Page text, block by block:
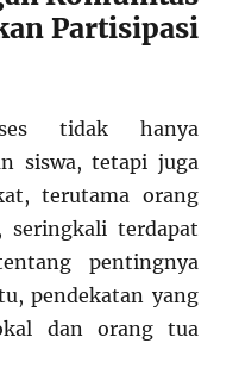
Partisipasi
tidak hanya
siswa, tetapi juga
terutama orang
terdapat
pentingnya
pendekatan yang
dan orang tua